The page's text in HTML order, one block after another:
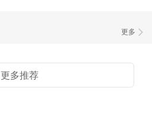
更多
更多推荐